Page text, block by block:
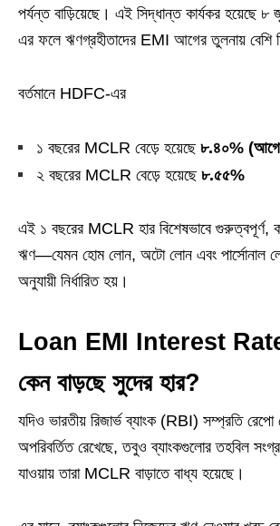
পর্যন্ত বাড়িয়েছে। এই সিদ্ধান্ত কার্যকর হয়েছে
এর ফলে ঋণগ্রহীতাদের EMI আগের তুলনায় বেশি
বর্তমানে HDFC-এর
১ বছরের MCLR বেড়ে হয়েছে ৮.৪০%
২ বছরের MCLR বেড়ে হয়েছে ৮.৫৫%
এই ১ বছরের MCLR হার বিশেষভাবে গুরুত্বপূর্ণ,
ঋণ—যেমন হোম লোন, অটো লোন এবং পার্সোনাল
অনুযায়ী নির্ধারিত হয়।
Loan EMI Interest
কেন বাড়ছে সুদের হার?
যদিও ভারতীয় রিজার্ভ ব্যাংক (RBI) সম্প্রতি
অপরিবর্তিত রেখেছে, তবুও ব্যাংকগুলোর তহবিল
যাওয়ায় তারা MCLR বাড়াতে বাধ্য হয়েছে।